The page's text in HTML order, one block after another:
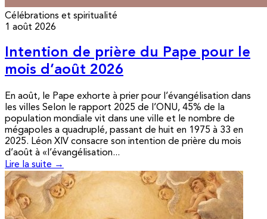
Célébrations et spiritualité
1 août 2026
Intention de prière du Pape pour le
mois d’août 2026
En août, le Pape exhorte à prier pour l’évangélisation dans
les villes Selon le rapport 2025 de l’ONU, 45% de la
population mondiale vit dans une ville et le nombre de
mégapoles a quadruplé, passant de huit en 1975 à 33 en
2025. Léon XIV consacre son intention de prière du mois
d’août à «l’évangélisation...
Lire la suite →